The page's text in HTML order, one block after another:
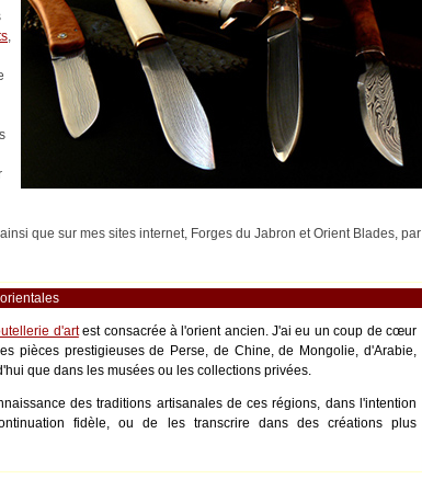
,
que sur mes sites internet, Forges du Jabron et Orient Blades, par
d'artest consacrée à l'orient ancien. J'ai eu un coup de cœur
pièces prestigieuses de Perse, de Chine, de Mongolie, d'Arabie,
que dans les musées ou les collections privées.
des traditions artisanales de ces régions, dans l'intention
fidèle, ou de les transcrire dans des créations plus